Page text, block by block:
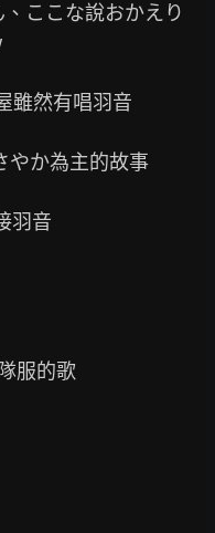
ここな說おかえり
雖然有唱羽音
やか為主的故事
羽音
服的歌